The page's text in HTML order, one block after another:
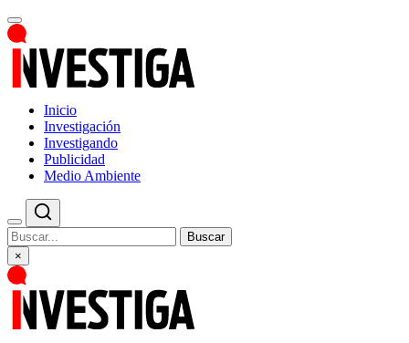
Inicio
Investigación
Investigando
Publicidad
Medio Ambiente
Buscar
×